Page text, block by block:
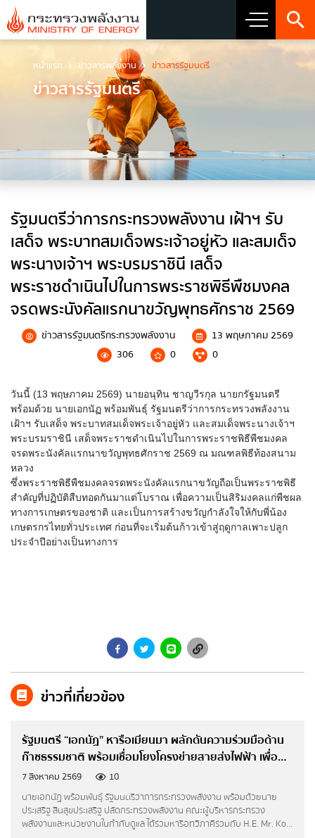
เกี่ยวกับกระทรวง
วิสัยทัศน์ พันธกิจ และตราสัญลักษณ์
ประวัติกระทรวงพลังงาน
ผู้บริหารระดับสูง
โครงสร้างส่วนราชการ
เจตจำนงสุจริตของผู้บริหาร
การมีส่วนร่วมของผู้บริหาร
กฎหมาย/พรบ.ด้านพลังงาน
ประกาศกระทรวงเกี่ยวกับกฎหมาย
การเสริมสร้างวัฒนธรรมองค์กร
การตรวจราชการประจำปี
สำนักงานพลังงานจังหวัด
ข้อมูลพลังงาน
มติ ครม. ด้านพลังงาน
ยุทธศาสตร์กระทรวงพลังงาน
มาตรการส่งเสริมที่สำคัญ
แผนปฏิบัติการด้านพลังงาน
มติคณะ กพช./กบง.
คำแถลงนโยบายของคณะรัฐมนตรี
หน้าแรก ข่าวสารพลังงาน ข่าวสารรัฐมนตรี
ข่าวสารรัฐมนตรี
รัฐมนตรีว่าการกระทรวงพลังงาน เฝ้าฯ รับ
เสด็จ พระบาทสมเด็จพระเจ้าอยู่หัว และสมเด็จ
พระนางเจ้าฯ พระบรมราชินี เสด็จ
พระราชดำเนินไปในการพระราชพิธีพืชมงคล
จรดพระนังคัลแรกนาขวัญพุทธศักราช 2569
ข่าวสารรัฐมนตรีกระทรวงพลังงาน
13 พฤษภาคม 2569
306
0 0
วันนี้ (13 พฤษภาคม 2569) นายอนุทิน ชาญวีรกุล นายกรัฐมนตรี
พร้อมด้วย นายเอกนัฏ พร้อมพันธุ์ รัฐมนตรีว่าการกระทรวงพลังงาน
เฝ้าฯ รับเสด็จ พระบาทสมเด็จพระเจ้าอยู่หัว และสมเด็จพระนางเจ้าฯ
พระบรมราชินี เสด็จพระราชดำเนินไปในการพระราชพิธีพืชมงคล
จรดพระนังคัลแรกนาขวัญพุทธศักราช 2569 ณ มณฑลพิธีท้องสนาม
หลวง
ซึ่งพระราชพิธีพืชมงคลจรดพระนังคัลแรกนาขวัญถือเป็นพระราชพิธี
สำคัญที่ปฏิบัติสืบทอดกันมาแต่โบราณ เพื่อความเป็นสิริมงคลแก่พืชผล
ทางการเกษตรของชาติ และเป็นการสร้างขวัญกำลังใจให้กับพี่น้อง
เกษตรกรไทยทั่วประเทศ ก่อนที่จะเริ่มต้นก้าวเข้าสู่ฤดูกาลเพาะปลูก
ประจำปีอย่างเป็นทางการ
ข่าวที่เกี่ยวข้อง
รัฐมนตรี “เอกนัฏ” หารือเมียนมา ผลักดันความร่วมมือด้าน
ก๊าซธรรมชาติ พร้อมเชื่อมโยงโครงข่ายสายส่งไฟฟ้า เพื่อส่ง
เสริมความมั่นคงทางพลังงานของไทย
7 สิงหาคม 2569
10
นายเอกนัฏ พร้อมพันธุ์ รัฐมนตรีว่าการกระทรวงพลังงาน พร้อมด้วยนาย
ประเสริฐ สินสุขประเสริฐ ปลัดกระทรวงพลังงาน คณะผู้บริหารกระทรวง
พลังงานและหน่วยงานในกำกับดูแล ได้ร่วมหารือทวิภาคีร่วมกับ H.E. Mr. Ko
แจ้งไฟล์เสีย
เบอร์โทรศัพท์
อีเมล*
ข้อความ*